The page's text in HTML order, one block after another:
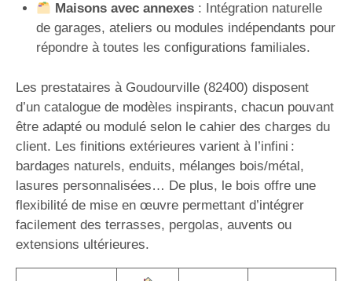
Maisons avec annexes: Intégration naturelle
de garages, ateliers ou modules indépendants pour
répondre à toutes les configurations familiales.
Les prestataires à Goudourville (82400) disposent
d’un catalogue de modèles inspirants, chacun pouvant
être adapté ou modulé selon le cahier des charges du
client. Les finitions extérieures varient à l’infini :
bardages naturels, enduits, mélanges bois/métal,
lasures personnalisées… De plus, le bois offre une
flexibilité de mise en œuvre permettant d’intégrer
facilement des terrasses, pergolas, auvents ou
extensions ultérieures.